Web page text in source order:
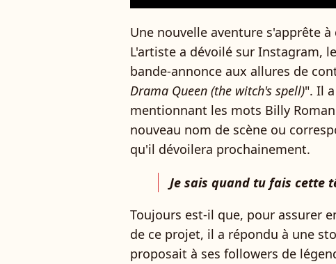
Une nouvelle aventure s'apprête
L'artiste a dévoilé sur Instagram,
bande-annonce aux allures de
Drama Queen (the witch's spell)". Il
mentionnant les mots Billy
nouveau nom de scène ou
qu'il dévoilera prochainement.
Je sais quand tu fais cette
Toujours est-il que, pour assurer
de ce projet, il a répondu à une
proposait à ses followers de